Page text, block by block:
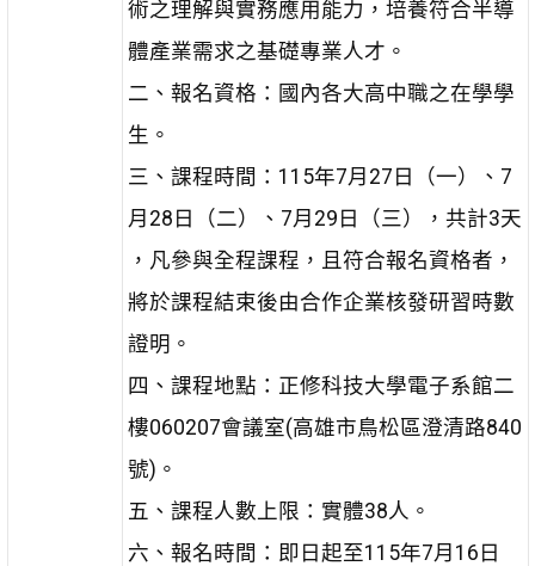
術之理解與實務應用能力，培養符合半導
體產業需求之基礎專業人才。
二、報名資格：國內各大高中職之在學學
生。
三、課程時間：115年7月27日（一）、7
月28日（二）、7月29日（三），共計3天
，凡參與全程課程，且符合報名資格者，
將於課程結束後由合作企業核發研習時數
證明。
四、課程地點：正修科技大學電子系館二
樓060207會議室(高雄市鳥松區澄清路840
號)。
五、課程人數上限：實體38人。
六、報名時間：即日起至115年7月16日